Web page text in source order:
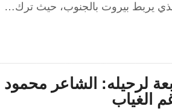
يربط بيروت بالجنوب، حيث ترك…
لرحيله: الشاعر محمود
الغياب